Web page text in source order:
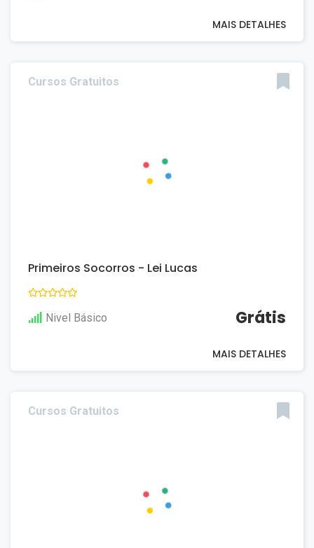
MAIS DETALHES
Cursos Gratuitos
Primeiros Socorros - Lei Lucas
Nivel Básico Grátis
MAIS DETALHES
Cursos Gratuitos